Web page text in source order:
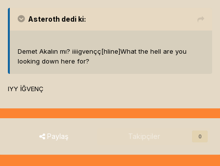
Asteroth dedi ki:
Demet Akalın mı? iiiigvençç[hline]What the hell are you
looking down here for?
IYY İĞVENÇ
Paylaş Takipçiler 0